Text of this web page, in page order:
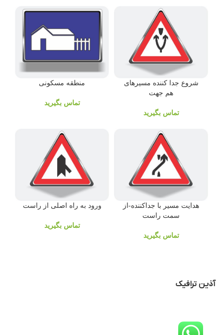
شروع جدا کننده مسیرهای
هم جهت
تماس بگیرید
منطقه مسکونی
تماس بگیرید
هدایت مسیر با جداکننده-از
سمت راست
تماس بگیرید
ورود به راه اصلی از راست
تماس بگیرید
آذین ترافیک